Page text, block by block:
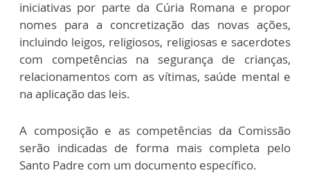
iniciativas por parte da Cúria Romana e propor
nomes para a concretização das novas ações,
incluindo leigos, religiosos, religiosas e sacerdotes
com competências na segurança de crianças,
relacionamentos com as vítimas, saúde mental e
na aplicação das leis.
A composição e as competências da Comissão
serão indicadas de forma mais completa pelo
Santo Padre com um documento específico.